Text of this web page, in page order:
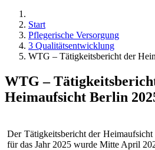
Start
Pflegerische Versorgung
3 Qualitätsentwicklung
WTG – Tätigkeitsbericht der
WTG –
Heimaufsicht Berlin
Der Tätigkeitsbericht der
für das Jahr 2025 wurde Mitte April